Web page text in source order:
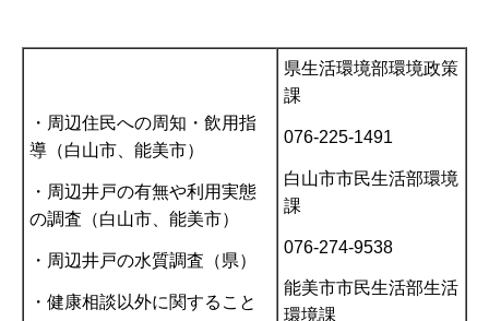
・周辺住民への周知・飲用指
導（白山市、能美市）
・周辺井戸の有無や利用実態
の調査（白山市、能美市）
・周辺井戸の水質調査（県）
・健康相談以外に関すること
県生活環境部環境政策
課
076-225-1491
白山市市民生活部環境
課
076-274-9538
能美市市民生活部生活
環境課